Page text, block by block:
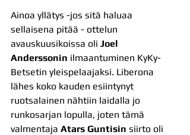
Ainoa yllätys -jos sitä haluaa
sellaisena pitää - ottelun
avauskuusikoissa oli Joel
Anderssonin ilmaantuminen KyKy-
Betsetin yleispelaajaksi. Liberona
lähes koko kauden esiintynyt
ruotsalainen nähtiin laidalla jo
runkosarjan lopulla, joten tämä
valmentaja Atars Guntisin siirto oli